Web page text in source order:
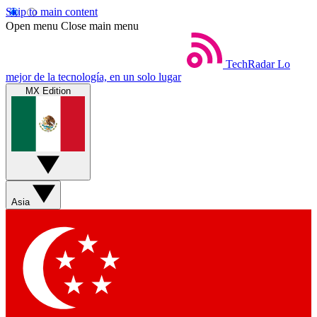
Skip to main content
Open menu Close main menu
TechRadar Lo
mejor de la tecnología, en un solo lugar
MX Edition
Asia